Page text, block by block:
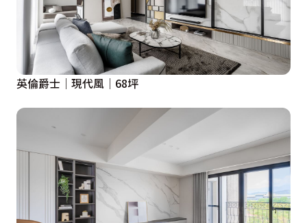
英倫爵士｜現代風｜68坪